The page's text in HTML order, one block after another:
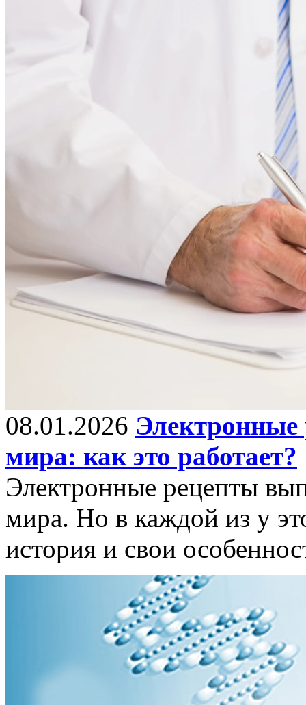
08.01.2026 Электронные
мира: как это работает?
Электронные рецепты
мира. Но в каждой из у
история и свои